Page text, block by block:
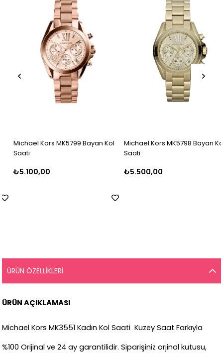
Michael Kors MK5799 Bayan Kol
Saati
₺5.100,00
Michael Kors MK5798 Bayan Kol
Saati
₺5.500,00
ÜRÜN ÖZELLIKLERI
ÜRÜN AÇIKLAMASI
Michael Kors MK3551 Kadın Kol Saati Kuzey Saat Farkıyla
%100 Orijinal ve 24 ay garantilidir. Siparişiniz orjinal kutusu,